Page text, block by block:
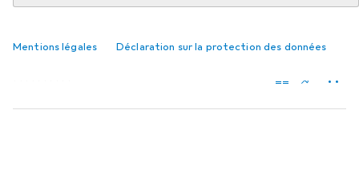
Mentions légales Déclaration sur la protection des données
EUR
4 pcs, AA, 2980 mAh